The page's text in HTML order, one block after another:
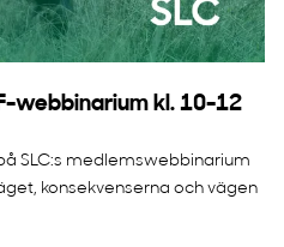
webbinarium kl. 10-12
SLC:s medlemswebbinarium
konsekvenserna och vägen